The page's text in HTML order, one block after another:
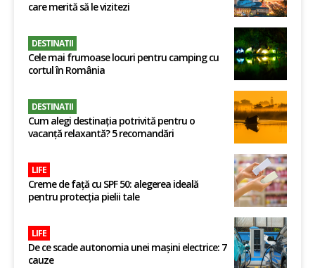
care merită să le vizitezi
DESTINATII
Cele mai frumoase locuri pentru camping cu
cortul în România
DESTINATII
Cum alegi destinația potrivită pentru o
vacanță relaxantă? 5 recomandări
LIFE
Creme de față cu SPF 50: alegerea ideală
pentru protecția pielii tale
LIFE
De ce scade autonomia unei mașini electrice: 7
cauze